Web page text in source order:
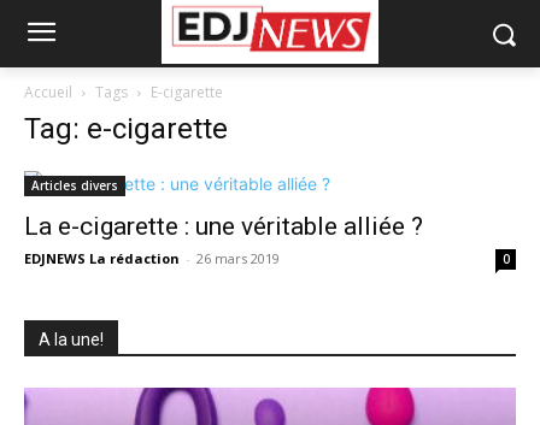
Accueil Tags E-cigarette
Tag: e-cigarette
Articles divers
La e-cigarette : une véritable alliée ?
EDJNEWS La rédaction - 26 mars 2019 0
A la une!